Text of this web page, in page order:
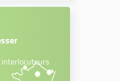
interlocuteurs